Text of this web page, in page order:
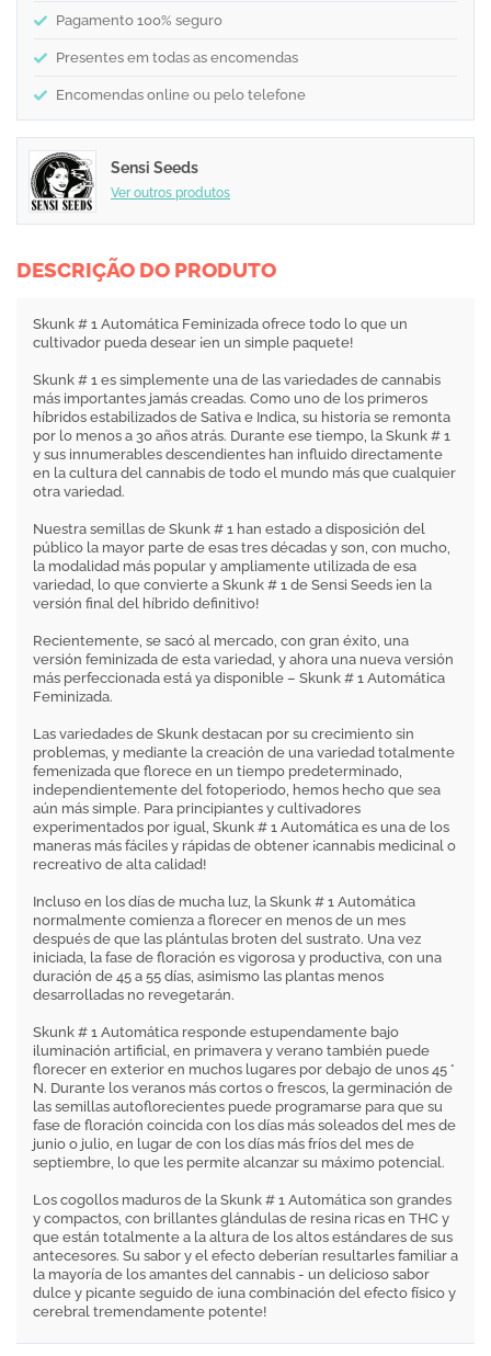
Pagamento 100% seguro
Presentes em todas as encomendas
Encomendas online ou pelo telefone
Sensi Seeds
Ver outros produtos
DESCRIÇÃO DO PRODUTO
Skunk # 1 Automática Feminizada ofrece todo lo que un
cultivador pueda desear ¡en un simple paquete!
Skunk # 1 es simplemente una de las variedades de cannabis
más importantes jamás creadas. Como uno de los primeros
híbridos estabilizados de Sativa e Indica, su historia se remonta
por lo menos a 30 años atrás. Durante ese tiempo, la Skunk # 1
y sus innumerables descendientes han influido directamente
en la cultura del cannabis de todo el mundo más que cualquier
otra variedad.
Nuestra semillas de Skunk # 1 han estado a disposición del
público la mayor parte de esas tres décadas y son, con mucho,
la modalidad más popular y ampliamente utilizada de esa
variedad, lo que convierte a Skunk # 1 de Sensi Seeds ¡en la
versión final del híbrido definitivo!
Recientemente, se sacó al mercado, con gran éxito, una
versión feminizada de esta variedad, y ahora una nueva versión
más perfeccionada está ya disponible – Skunk # 1 Automática
Feminizada.
Las variedades de Skunk destacan por su crecimiento sin
problemas, y mediante la creación de una variedad totalmente
femenizada que florece en un tiempo predeterminado,
independientemente del fotoperiodo, hemos hecho que sea
aún más simple. Para principiantes y cultivadores
experimentados por igual, Skunk # 1 Automática es una de los
maneras más fáciles y rápidas de obtener ¡cannabis medicinal o
recreativo de alta calidad!
Incluso en los días de mucha luz, la Skunk # 1 Automática
normalmente comienza a florecer en menos de un mes
después de que las plántulas broten del sustrato. Una vez
iniciada, la fase de floración es vigorosa y productiva, con una
duración de 45 a 55 días, asimismo las plantas menos
desarrolladas no revegetarán.
Skunk # 1 Automática responde estupendamente bajo
iluminación artificial, en primavera y verano también puede
florecer en exterior en muchos lugares por debajo de unos 45 °
N. Durante los veranos más cortos o frescos, la germinación de
las semillas autoflorecientes puede programarse para que su
fase de floración coincida con los días más soleados del mes de
junio o julio, en lugar de con los días más fríos del mes de
septiembre, lo que les permite alcanzar su máximo potencial.
Los cogollos maduros de la Skunk # 1 Automática son grandes
y compactos, con brillantes glándulas de resina ricas en THC y
que están totalmente a la altura de los altos estándares de sus
antecesores. Su sabor y el efecto deberían resultarles familiar a
la mayoría de los amantes del cannabis - un delicioso sabor
dulce y picante seguido de ¡una combinación del efecto físico y
cerebral tremendamente potente!